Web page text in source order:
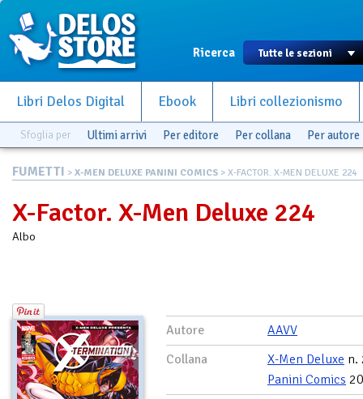
Ricerca
Libri Delos Digital Ebook Libri collezionismo
Sfoglia per Ultimi arrivi Per editore Per collana Per autore
FUMETTI > X-MEN DELUXE PANINI COMICS > X-FACTOR. X-MEN DELUXE 224
X-Factor. X-Men Deluxe 224
Albo
Autore
AAVV
Collana
X-Men Deluxe n.
Panini Comics